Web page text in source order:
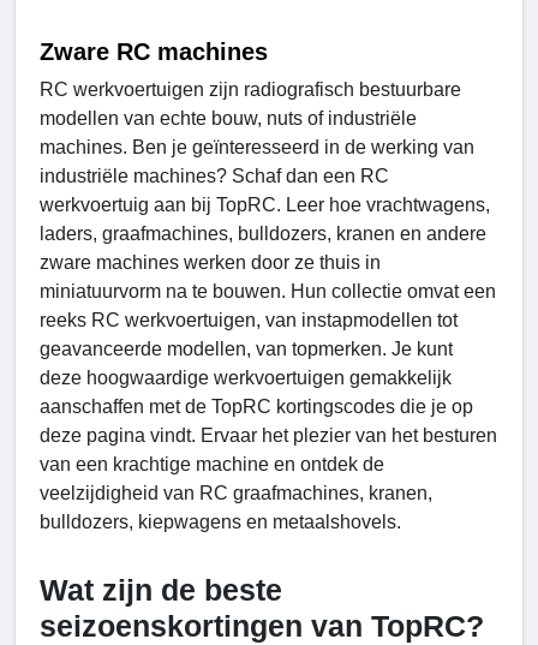
Zware RC machines
RC werkvoertuigen zijn radiografisch bestuurbare
modellen van echte bouw, nuts of industriële
machines. Ben je geïnteresseerd in de werking van
industriële machines? Schaf dan een RC
werkvoertuig aan bij TopRC. Leer hoe vrachtwagens,
laders, graafmachines, bulldozers, kranen en andere
zware machines werken door ze thuis in
miniatuurvorm na te bouwen. Hun collectie omvat een
reeks RC werkvoertuigen, van instapmodellen tot
geavanceerde modellen, van topmerken. Je kunt
deze hoogwaardige werkvoertuigen gemakkelijk
aanschaffen met de TopRC kortingscodes die je op
deze pagina vindt. Ervaar het plezier van het besturen
van een krachtige machine en ontdek de
veelzijdigheid van RC graafmachines, kranen,
bulldozers, kiepwagens en metaalshovels.
Wat zijn de beste
seizoenskortingen van TopRC?